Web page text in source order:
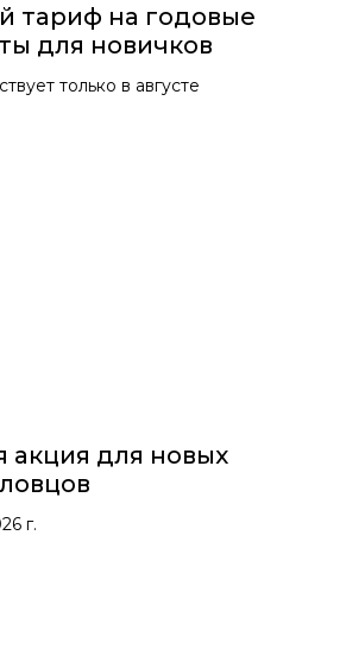
тариф на годовые
для новичков
только в августе
акция для новых
г.